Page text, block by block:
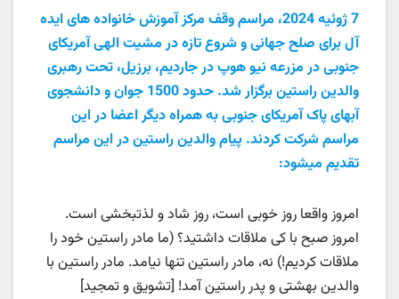
7 ژوئیه 2024، مراسم وقف مرکز آموزش خانواده های ایده
آل برای صلح جهانی و شروع تازه در مشیت الهی آمریکای
جنوبی در مزرعه نیو هوپ در جاردیم، برزیل، تحت رهبری
والدین راستین برگزار شد. حدود 1500 جوان و دانشجوی
آبهای پاک آمریکای جنوبی به همراه دیگر اعضا در این
مراسم شرکت کردند. پیام والدین راستین در این مراسم
تقدیم میشود:
امروز واقعا روز خوبی است، روز شاد و لذتبخشی است.
امروز صبح با کی ملاقات داشتید؟ (ما مادر راستین خود را
ملاقات کردیم!) نه، مادر راستین تنها نیامد. مادر راستین با
والدین بهشتی و پدر راستین آمد! [تشویق و تمجید]